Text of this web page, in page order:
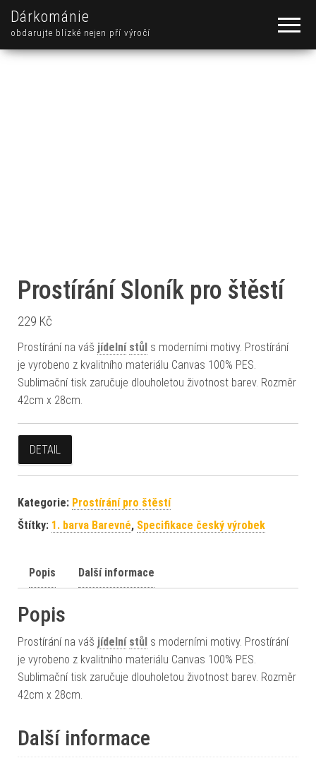
Dárkománie
obdarujte blízké nejen pří výročí
Prostírání Sloník pro štěstí
229 Kč
Prostírání na váš jídelní stůl s moderními motivy. Prostírání
je vyrobeno z kvalitního materiálu Canvas 100% PES.
Sublimační tisk zaručuje dlouholetou životnost barev. Rozměr
42cm x 28cm.
DETAIL
Kategorie: Prostírání pro štěstí
Štítky: 1. barva Barevné, Specifikace český výrobek
Popis Další informace
Popis
Prostírání na váš jídelní stůl s moderními motivy. Prostírání
je vyrobeno z kvalitního materiálu Canvas 100% PES.
Sublimační tisk zaručuje dlouholetou životnost barev. Rozměr
42cm x 28cm.
Další informace